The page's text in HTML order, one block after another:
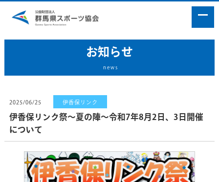
お知らせ
news
2025/06/25 伊香保リンク
伊香保リンク祭～夏の陣～令和7年8月2日、3日開催
について